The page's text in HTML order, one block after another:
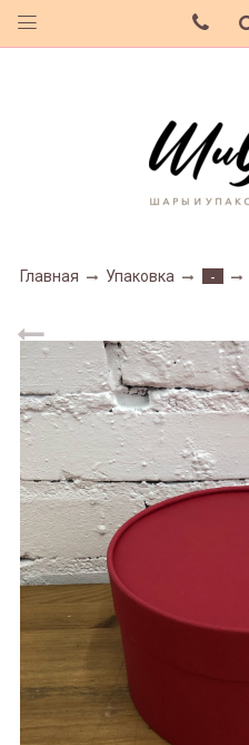
Главная Упаковка -